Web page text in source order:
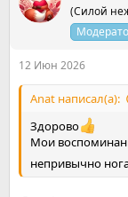
и
(Силой
12 Июн 2026
Anat написал(а):
Здорово
Мои
непривычно